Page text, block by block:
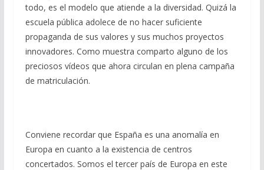
todo, es el modelo que atiende a la diversidad. Quizá la
escuela pública adolece de no hacer suficiente
propaganda de sus valores y sus muchos proyectos
innovadores. Como muestra comparto alguno de los
preciosos vídeos que ahora circulan en plena campaña
de matriculación.
Conviene recordar que España es una anomalía en
Europa en cuanto a la existencia de centros
concertados. Somos el tercer país de Europa en este